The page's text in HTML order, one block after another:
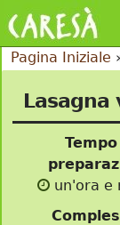
Pagina Iniziale
Lasagna
un'ora e